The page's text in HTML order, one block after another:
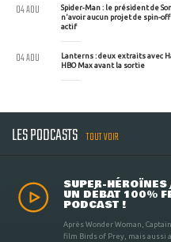
Spider-Man : le président de
n'avoir aucun projet de spin-
actif
04 AOU
Lanterns : deux extraits avec
HBO Max avant la sortie
04 AOU
LES PODCASTS TOUT VOIR
SUPER-
UN DÉBAT 100%
PODCAST !
Après Wonder Woman,
film Birds of Prey, mais aussi